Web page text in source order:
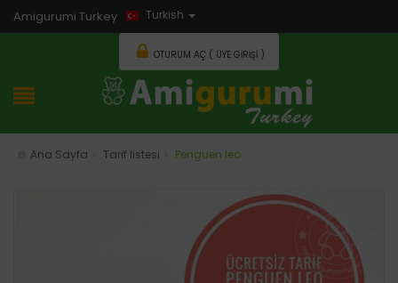
Amigurumi Turkey Turkish
OTURUM AÇ ( ÜYE GIRIŞI )
Ana Sayfa Tarif listesi Penguen leo